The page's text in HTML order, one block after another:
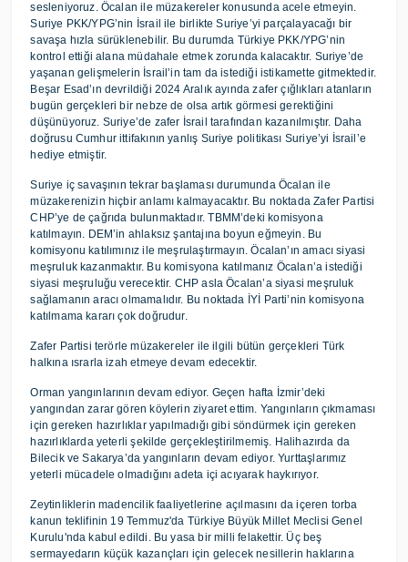
sesleniyoruz. Öcalan ile müzakereler konusunda acele etmeyin.
Suriye PKK/YPG’nin İsrail ile birlikte Suriye’yi parçalayacağı bir
savaşa hızla sürüklenebilir. Bu durumda Türkiye PKK/YPG’nin
kontrol ettiği alana müdahale etmek zorunda kalacaktır. Suriye’de
yaşanan gelişmelerin İsrail’in tam da istediği istikamette gitmektedir.
Beşar Esad’ın devrildiği 2024 Aralık ayında zafer çığlıkları atanların
bugün gerçekleri bir nebze de olsa artık görmesi gerektiğini
düşünüyoruz. Suriye’de zafer İsrail tarafından kazanılmıştır. Daha
doğrusu Cumhur ittifakının yanlış Suriye politikası Suriye’yi İsrail’e
hediye etmiştir.
Suriye iç savaşının tekrar başlaması durumunda Öcalan ile
müzakerenizin hiçbir anlamı kalmayacaktır. Bu noktada Zafer Partisi
CHP’ye de çağrıda bulunmaktadır. TBMM’deki komisyona
katılmayın. DEM’in ahlaksız şantajına boyun eğmeyin. Bu
komisyonu katılımınız ile meşrulaştırmayın. Öcalan’ın amacı siyasi
meşruluk kazanmaktır. Bu komisyona katılmanız Öcalan’a istediği
siyasi meşruluğu verecektir. CHP asla Öcalan’a siyasi meşruluk
sağlamanın aracı olmamalıdır. Bu noktada İYİ Parti’nin komisyona
katılmama kararı çok doğrudur.
Zafer Partisi terörle müzakereler ile ilgili bütün gerçekleri Türk
halkına ısrarla izah etmeye devam edecektir.
Orman yangınlarının devam ediyor. Geçen hafta İzmir’deki
yangından zarar gören köylerin ziyaret ettim. Yangınların çıkmaması
için gereken hazırlıklar yapılmadığı gibi söndürmek için gereken
hazırlıklarda yeterli şekilde gerçekleştirilmemiş. Halihazırda da
Bilecik ve Sakarya’da yangınların devam ediyor. Yurttaşlarımız
yeterli mücadele olmadığını adeta içi acıyarak haykırıyor.
Zeytinliklerin madencilik faaliyetlerine açılmasını da içeren torba
kanun teklifinin 19 Temmuz'da Türkiye Büyük Millet Meclisi Genel
Kurulu'nda kabul edildi. Bu yasa bir milli felakettir. Üç beş
sermayedarın küçük kazançları için gelecek nesillerin haklarına